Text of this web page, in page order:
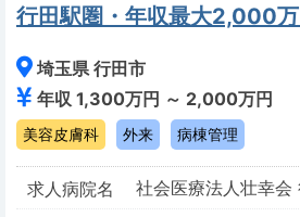
行田駅圏・年収最大2,000万
埼玉県 行田市
年収 1,300万円 ～ 2,000万円
美容皮膚科 外来 病棟管理
求人病院名
社会医療法人壮幸会